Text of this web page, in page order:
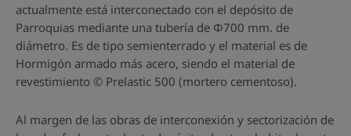
actualmente está interconectado con el depósito de
Parroquias mediante una tubería de Φ700 mm. de
diámetro. Es de tipo semienterrado y el material es de
Hormigón armado más acero, siendo el material de
revestimiento © Prelastic 500 (mortero cementoso).
Al margen de las obras de interconexión y sectorización de